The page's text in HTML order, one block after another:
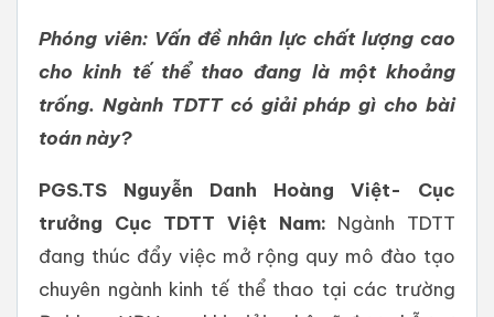
Phóng viên: Vấn đề nhân lực chất lượng cao
cho kinh tế thể thao đang là một khoảng
trống. Ngành TDTT có giải pháp gì cho bài
toán này?
PGS.TS Nguyễn Danh Hoàng Việt- Cục
trưởng Cục TDTT Việt Nam: Ngành TDTT
đang thúc đẩy việc mở rộng quy mô đào tạo
chuyên ngành kinh tế thể thao tại các trường